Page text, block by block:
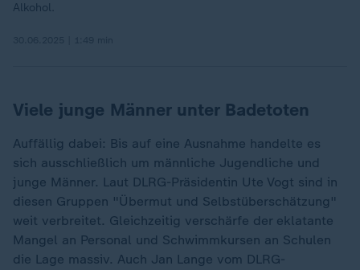
Alkohol.
Viele junge Männer unter Badetoten
Auffällig dabei: Bis auf eine Ausnahme handelte es
sich ausschließlich um männliche Jugendliche und
junge Männer. Laut DLRG-Präsidentin Ute Vogt sind in
diesen Gruppen "Übermut und Selbstüberschätzung"
weit verbreitet. Gleichzeitig verschärfe der eklatante
Mangel an Personal und Schwimmkursen an Schulen
die Lage massiv. Auch Jan Lange vom DLRG-